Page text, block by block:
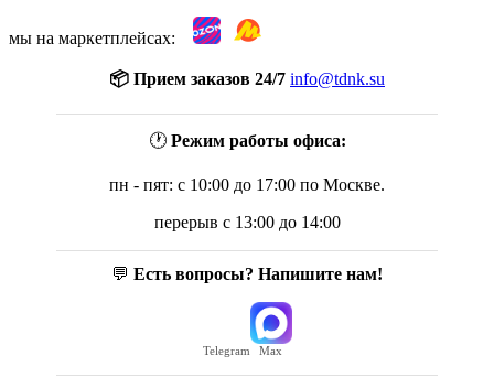
мы на маркетплейсах:
📦 Прием заказов 24/7 info@tdnk.su
🕐 Режим работы офиса:
пн - пят: с 10:00 до 17:00 по Москве.
перерыв с 13:00 до 14:00
💬 Есть вопросы? Напишите нам!
Telegram Max